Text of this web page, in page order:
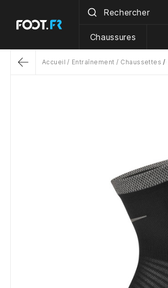
Chaussures
Accueil Entraînement Chaussettes